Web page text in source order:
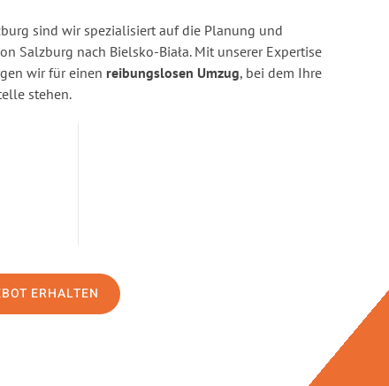
sind wir spezialisiert auf die Planung und
Salzburg nach Bielsko-Biała. Mit unserer Expertise
wir für einen reibungslosen Umzug, bei dem Ihre
stehen.
ERHALTEN